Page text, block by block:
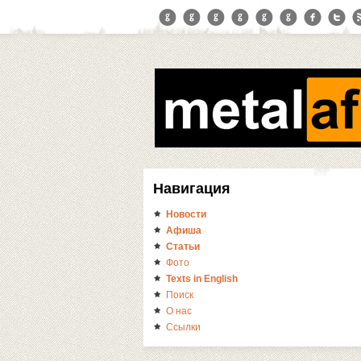
Навигация
Новости
Афиша
Статьи
Фото
Texts in English
Поиск
О нас
Ссылки